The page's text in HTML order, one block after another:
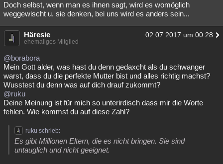
Doch selbst, wenn man es ihnen sagt, wird es womöglich
weggewischt u. sie denken, bei uns wird es anders sein...
Häresie 02.07.2017 um 00:28
ehemaliges Mitglied
@borabora
Mein Gott alder, was hast du denn gedaxcht als du schwanger
warst, dass du die perfekte Mutter bist und alles richtig machst?
Wusstest du denn was auf dich drauf zukommt?
@ruku
Deine Meinung ist für mich so unterirdisch dass mir die Worte
fehlen. Wie kommst du auf diese Zahl?
ruku schrieb:
Es gibt Millionen Eltern, die es nicht bringen. Sie sind
untauglich und nicht geeignet.